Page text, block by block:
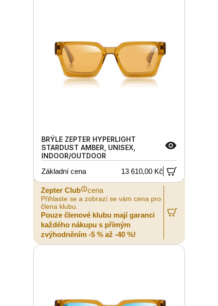
BRÝLE ZEPTER HYPERLIGHT
STARDUST AMBER, UNISEX,
INDOOR/OUTDOOR
Základní cena
13 610,00 Kč
Zepter Club cena
Přihlaste se a zobrazí se vám cena pro
člena klubu.
Pouze členové klubu mají garanci
každého nákupu s přímým
zvýhodněním -5 % až -40 %!